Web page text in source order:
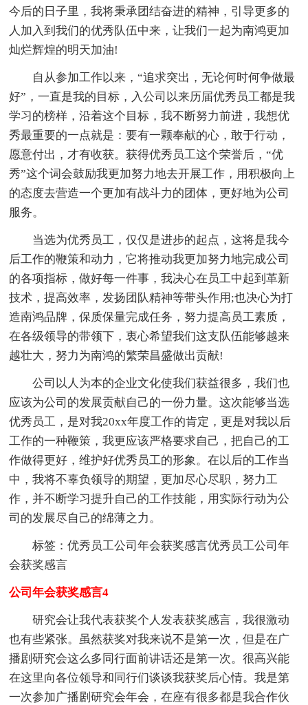
今后的日子里，我将秉承团结奋进的精神，引导更多的
人加入到我们的优秀队伍中来，让我们一起为南鸿更加
灿烂辉煌的明天加油!
自从参加工作以来，“追求突出，无论何时何争做最
好”，一直是我的目标，入公司以来历届优秀员工都是我
学习的榜样，沿着这个目标，我不断努力前进，我想优
秀最重要的一点就是：要有一颗奉献的心，敢于行动，
愿意付出，才有收获。获得优秀员工这个荣誉后，“优
秀”这个词会鼓励我更加努力地去开展工作，用积极向上
的态度去营造一个更加有战斗力的团体，更好地为公司
服务。
当选为优秀员工，仅仅是进步的起点，这将是我今
后工作的鞭策和动力，它将推动我更加努力地完成公司
的各项指标，做好每一件事，我决心在员工中起到革新
技术，提高效率，发扬团队精神等带头作用;也决心为打
造南鸿品牌，保质保量完成任务，努力提高员工素质，
在各级领导的带领下，衷心希望我们这支队伍能够越来
越壮大，努力为南鸿的繁荣昌盛做出贡献!
公司以人为本的企业文化使我们获益很多，我们也
应该为公司的发展贡献自己的一份力量。这次能够当选
优秀员工，是对我20xx年度工作的肯定，更是对我以后
工作的一种鞭策，我更应该严格要求自己，把自己的工
作做得更好，维护好优秀员工的形象。在以后的工作当
中，我将不辜负领导的期望，更加尽心尽职，努力工
作，并不断学习提升自己的工作技能，用实际行动为公
司的发展尽自己的绵薄之力。
标签：优秀员工公司年会获奖感言优秀员工公司年
会获奖感言
公司年会获奖感言4
研究会让我代表获奖个人发表获奖感言，我很激动
也有些紧张。虽然获奖对我来说不是第一次，但是在广
播剧研究会这么多同行面前讲话还是第一次。很高兴能
在这里向各位领导和同行们谈谈我获奖后心情。我是第
一次参加广播剧研究会年会，在座有很多都是我合作伙